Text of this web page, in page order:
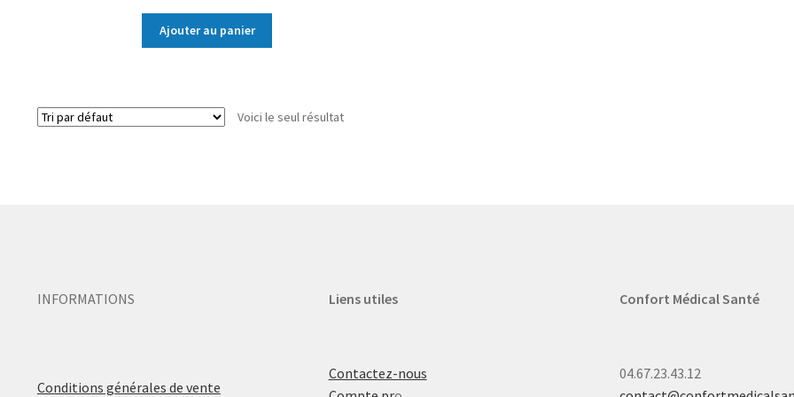
Ajouter au panier
Voici le seul résultat
INFORMATIONS
Conditions générales de vente
Liens utiles
Contactez-nous
Confort Médical Santé
04.67.23.43.12